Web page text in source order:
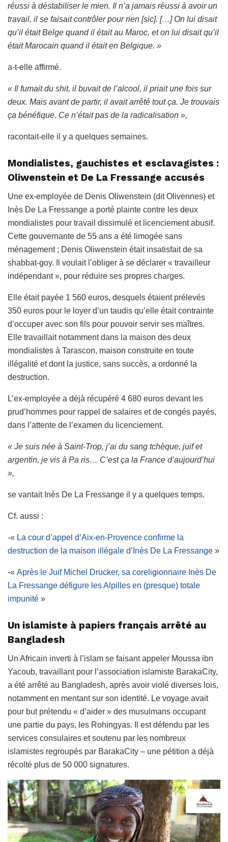
réussi à déstabiliser le mien. Il n’a jamais réussi à avoir un
travail, il se faisait contrôler pour rien [sic]. […] On lui disait
qu’il était Belge quand il était au Maroc, et on lui disait qu’il
était Marocain quand il était en Belgique. »
a-t-elle affirmé.
« Il fumait du shit, il buvait de l’alcool, il priait une fois sur
deux. Mais avant de partir, il avait arrêté tout ça. Je trouvais
ça bénéfique. Ce n’était pas de la radicalisation »,
racontait-elle il y a quelques semaines.
Mondialistes, gauchistes et esclavagistes :
Oliwenstein et De La Fressange accusés
Une ex-employée de Denis Oliwenstein (dit Olivennes) et
Inès De La Fressange a porté plainte contre les deux
mondialistes pour travail dissimulé et licenciement abusif.
Cette gouvernante de 55 ans a été limogée sans
ménagement ; Denis Oliwenstein était insatisfait de sa
shabbat-goy. Il voulait l’obliger à se déclarer « travailleur
indépendant », pour réduire ses propres charges.
Elle était payée 1 560 euros, desquels étaient prélevés
350 euros pour le loyer d’un taudis qu’elle était contrainte
d’occuper avec son fils pour pouvoir servir ses maîtres.
Elle travaillait notamment dans la maison des deux
mondialistes à Tarascon, maison construite en toute
illégalité et dont la justice, sans succès, a ordonné la
destruction.
L’ex-employée a déjà récupéré 4 680 euros devant les
prud’hommes pour rappel de salaires et de congés payés,
dans l’attente de l’examen du licenciement.
« Je suis née à Saint-Trop, j’ai du sang tchèque, juif et
argentin, je vis à Pa ris… C’est ça la France d’aujourd’hui
»,
se vantait Inès De La Fressange il y a quelques temps.
Cf. aussi :
-« La cour d’appel d’Aix-en-Provence confirme la
destruction de la maison illégale d’Inès De La Fressange »
-« Après le Juif Michel Drucker, sa coreligionnaire Inès De
La Fressange défigure les Alpilles en (presque) totale
impunité »
Un islamiste à papiers français arrêté au
Bangladesh
Un Africain inverti à l’islam se faisant appeler Moussa ibn
Yacoub, travaillant pour l’association islamiste BarakaCity,
a été arrêté au Bangladesh, après avoir violé diverses lois,
notamment en mentant sur son identité. Le voyage avait
pour but prétendu « d’aider » des musulmans occupant
une partie du pays, les Rohingyas. Il est défendu par les
services consulaires et soutenu par les nombreux
islamistes regroupés par BarakaCity – une pétition a déjà
récolté plus de 50 000 signatures.